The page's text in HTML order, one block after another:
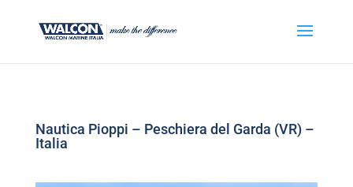
Nautica Pioppi – Peschiera del Garda (VR) –
Italia